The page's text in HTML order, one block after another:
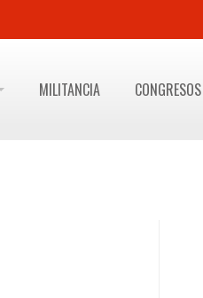
MILITANCIA CONGRESOS